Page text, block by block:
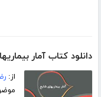
دانلود کتاب آمار
از: